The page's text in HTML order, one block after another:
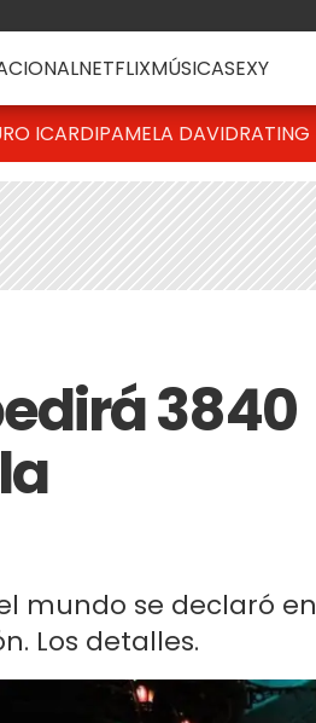
NETFLIXMÚSICASEXY
ICARDIPAMELA DAVIDRATING
3840
mundo se declaró en
Los detalles.